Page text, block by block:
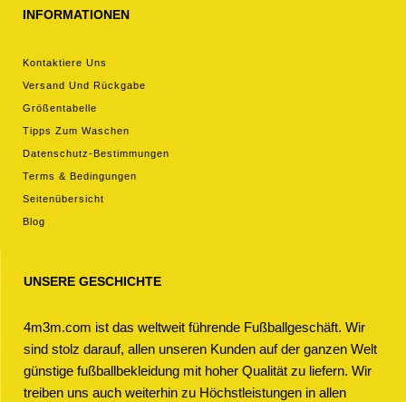
INFORMATIONEN
Kontaktiere Uns
Versand Und Rückgabe
Größentabelle
Tipps Zum Waschen
Datenschutz-Bestimmungen
Terms & Bedingungen
Seitenübersicht
Blog
UNSERE GESCHICHTE
4m3m.com ist das weltweit führende Fußballgeschäft. Wir
sind stolz darauf, allen unseren Kunden auf der ganzen Welt
günstige fußballbekleidung mit hoher Qualität zu liefern. Wir
treiben uns auch weiterhin zu Höchstleistungen in allen